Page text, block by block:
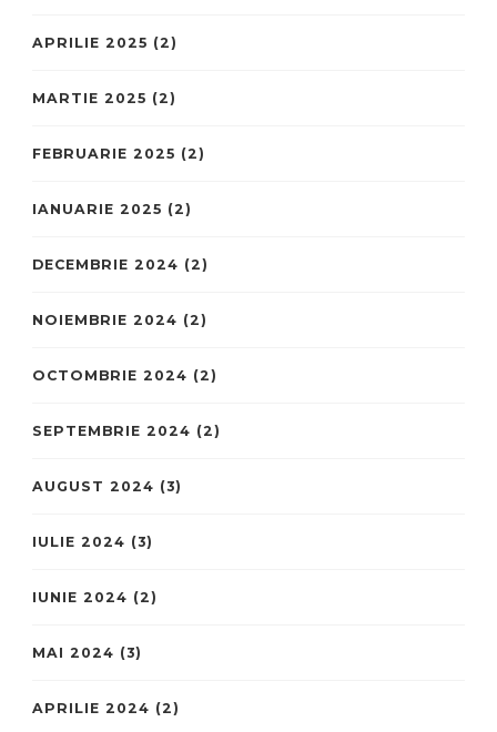
APRILIE 2025 (2)
MARTIE 2025 (2)
FEBRUARIE 2025 (2)
IANUARIE 2025 (2)
DECEMBRIE 2024 (2)
NOIEMBRIE 2024 (2)
OCTOMBRIE 2024 (2)
SEPTEMBRIE 2024 (2)
AUGUST 2024 (3)
IULIE 2024 (3)
IUNIE 2024 (2)
MAI 2024 (3)
APRILIE 2024 (2)